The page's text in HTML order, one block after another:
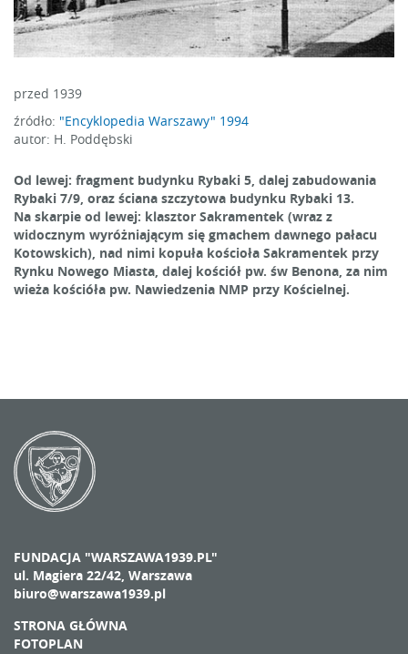
przed 1939
źródło: "Encyklopedia Warszawy" 1994
autor: H. Poddębski
Od lewej: fragment budynku Rybaki 5, dalej zabudowania
Rybaki 7/9, oraz ściana szczytowa budynku Rybaki 13.
Na skarpie od lewej: klasztor Sakramentek (wraz z
widocznym wyróżniającym się gmachem dawnego pałacu
Kotowskich), nad nimi kopuła kościoła Sakramentek przy
Rynku Nowego Miasta, dalej kościół pw. św Benona, za nim
wieża kościóła pw. Nawiedzenia NMP przy Kościelnej.
FUNDACJA "WARSZAWA1939.PL"
ul. Magiera 22/42, Warszawa
biuro@warszawa1939.pl
STRONA GŁÓWNA
FOTOPLAN